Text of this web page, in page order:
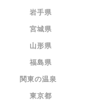
岩手県
宮城県
山形県
福島県
関東の温泉
東京都